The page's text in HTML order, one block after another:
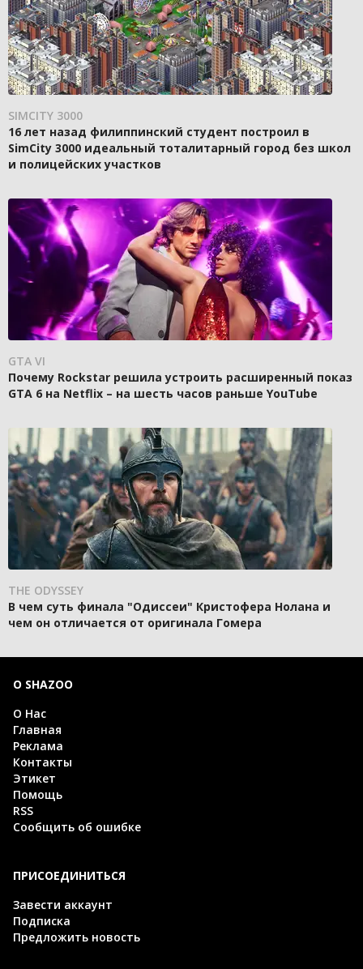
SIMCITY 3000
16 лет назад филиппинский студент построил в
SimCity 3000 идеальный тоталитарный город без школ
и полицейских участков
GTA VI
Почему Rockstar решила устроить расширенный показ
GTA 6 на Netflix – на шесть часов раньше YouTube
THE ODYSSEY
В чем суть финала "Одиссеи" Кристофера Нолана и
чем он отличается от оригинала Гомера
О SHAZOO
О Нас
Главная
Реклама
Контакты
Этикет
Помощь
RSS
Сообщить об ошибке
ПРИСОЕДИНИТЬСЯ
Завести аккаунт
Подписка
Предложить новость